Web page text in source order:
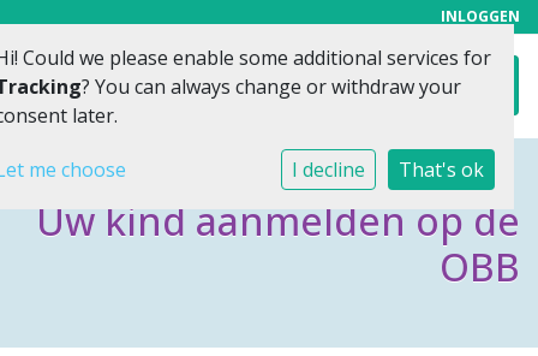
INLOGGEN
Uw kind aanmelden op de
OBB
Could we please enable some additional services for
? You can always change or withdraw your
later.
me choose I decline That's ok